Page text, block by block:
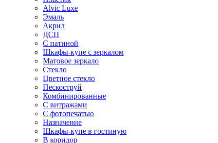
Alvic Luxe
Эмаль
Акрил
ДСП
С патиной
Шкафы-купе с зеркалом
Матовое зеркало
Стекло
Цветное стекло
Пескоструй
Комбинированные
С витражами
С фотопечатью
Назначение
Шкафы-купе в гостиную
В коридор